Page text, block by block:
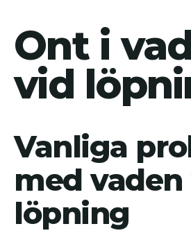
Ont i
vid
Vanliga
med
löpning